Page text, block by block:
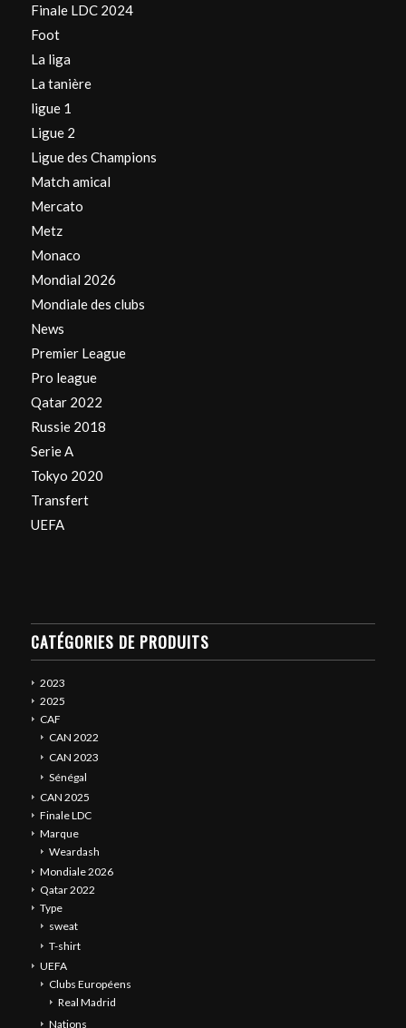
Finale LDC 2024
Foot
La liga
La tanière
ligue 1
Ligue 2
Ligue des Champions
Match amical
Mercato
Metz
Monaco
Mondial 2026
Mondiale des clubs
News
Premier League
Pro league
Qatar 2022
Russie 2018
Serie A
Tokyo 2020
Transfert
UEFA
CATÉGORIES DE PRODUITS
2023
2025
CAF
CAN 2022
CAN 2023
Sénégal
CAN 2025
Finale LDC
Marque
Weardash
Mondiale 2026
Qatar 2022
Type
sweat
T-shirt
UEFA
Clubs Européens
Real Madrid
Nations